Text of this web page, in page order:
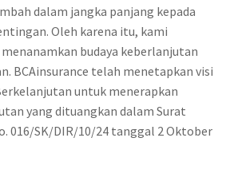
dalam jangka panjang kepada
Oleh karena itu, kami
budaya keberlanjutan
BCAinsurance telah menetapkan visi
untuk menerapkan
yang dituangkan dalam Surat
016/SK/DIR/10/24 tanggal 2 Oktober